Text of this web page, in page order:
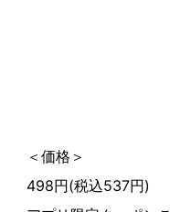
＜価格＞
498円(税込537円)